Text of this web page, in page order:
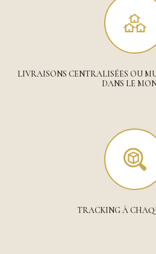
LIVRAISONS CENTRALISÉES OU
DANS LE
TRACKING À